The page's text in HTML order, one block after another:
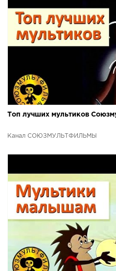
Топ лучших мультиков
Канал СОЮЗМУЛЬТФИЛЬМЫ